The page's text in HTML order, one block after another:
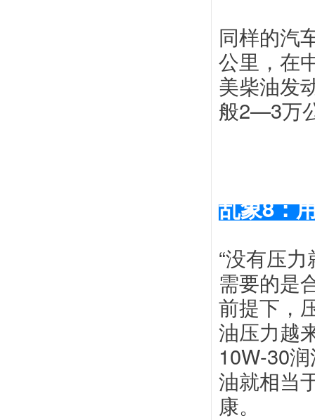
同样的汽
公里，在
美柴油发
般2—3万
乱象8：
“没有压
需要的是
前提下，
油压力越
10W-30
油就相当
康。